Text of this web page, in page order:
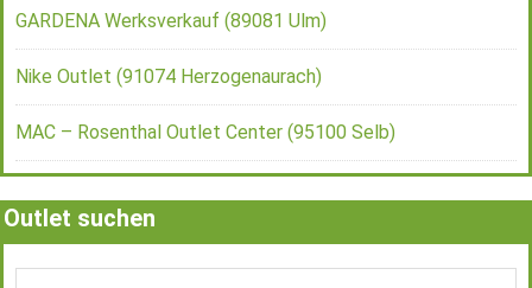
GARDENA Werksverkauf (89081 Ulm)
Nike Outlet (91074 Herzogenaurach)
MAC – Rosenthal Outlet Center (95100 Selb)
Outlet suchen